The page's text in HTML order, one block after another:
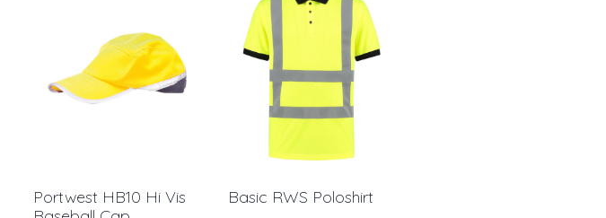
Portwest HB10 Hi Vis
Basic RWS Poloshirt